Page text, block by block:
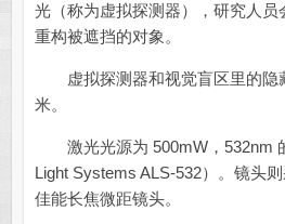
光（称为虚拟探测器），研究人
重构被遮挡的对象。
虚拟探测器和视觉盲区里的隐
米。
激光光源为 500mW，532nm
Light Systems ALS-532）。镜头
佳能长焦微距镜头。